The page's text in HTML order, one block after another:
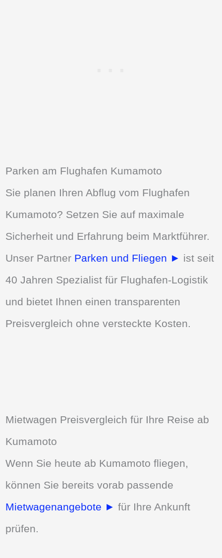
Parken am Flughafen Kumamoto
Sie planen Ihren Abflug vom Flughafen
Kumamoto? Setzen Sie auf maximale
Sicherheit und Erfahrung beim Marktführer.
Unser Partner Parken und Fliegen ► ist seit
40 Jahren Spezialist für Flughafen-Logistik
und bietet Ihnen einen transparenten
Preisvergleich ohne versteckte Kosten.
Mietwagen Preisvergleich für Ihre Reise ab
Kumamoto
Wenn Sie heute ab Kumamoto fliegen,
können Sie bereits vorab passende
Mietwagenangebote ► für Ihre Ankunft
prüfen.